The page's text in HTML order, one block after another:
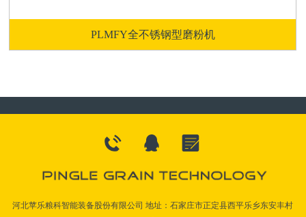
PLMFY全不锈钢型磨粉机
河北苹乐粮科智能装备股份有限公司 地址：石家庄市正定县西平乐乡东安丰村